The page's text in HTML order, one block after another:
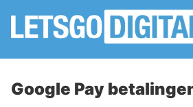
Google Pay